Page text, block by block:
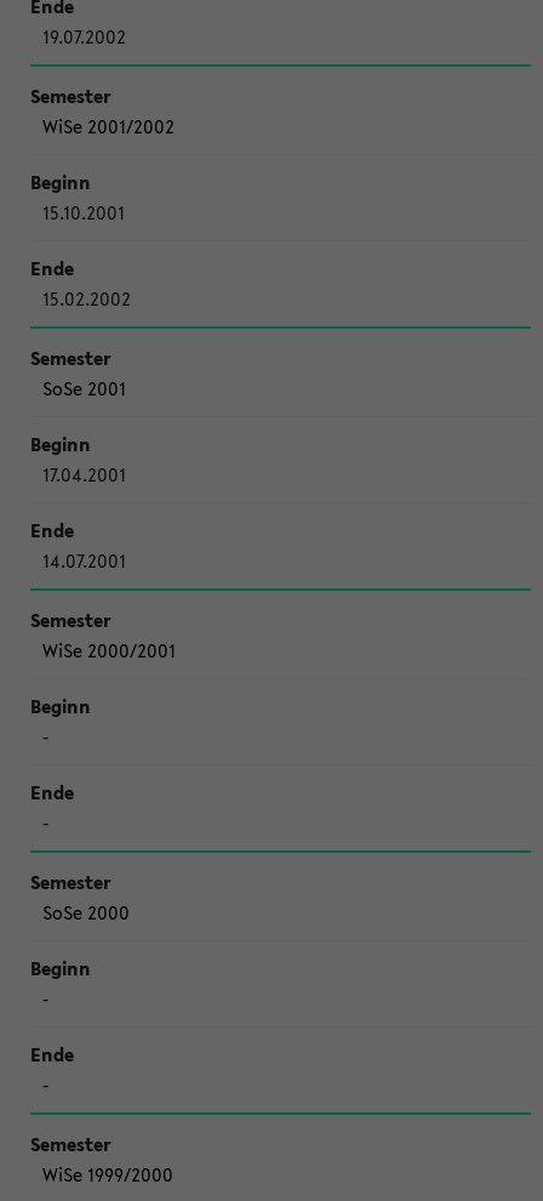
19.07.2002
WiSe 2001/2002
15.10.2001
15.02.2002
SoSe 2001
17.04.2001
14.07.2001
WiSe 2000/2001
-
-
SoSe 2000
-
-
WiSe 1999/2000